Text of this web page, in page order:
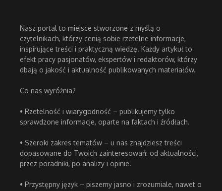
Nasz portal to miejsce stworzone z myślą o
czytelnikach, którzy cenią sobie rzetelne informacje,
inspirujące treści i praktyczną wiedzę. Każdy artykuł to
efekt pracy pasjonatów, ekspertów i redaktorów, którzy
dbają o jakość i aktualność publikowanych materiałów.
Co nas wyróżnia?
• Rzetelność i wiarygodność – publikujemy tylko
sprawdzone informacje, oparte na faktach i źródłach.
• Szeroki zakres tematów – u nas znajdziesz treści
dopasowane do Twoich zainteresowań: od aktualności,
przez poradniki, po analizy i opinie.
• Przystępny język – piszemy jasno i zrozumiale, nawet o